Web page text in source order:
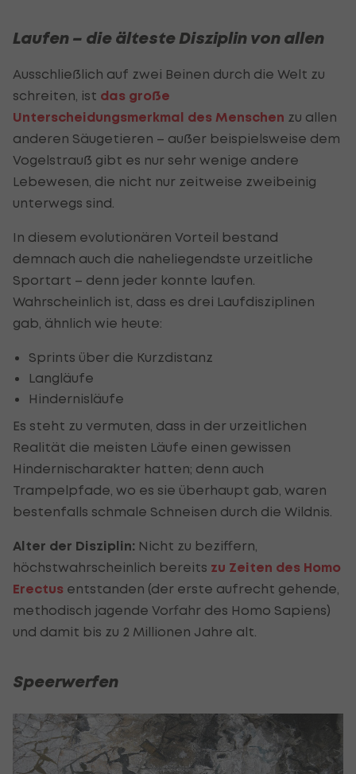
Laufen – die älteste Disziplin von allen
Ausschließlich auf zwei Beinen durch die Welt zu
schreiten, ist das große
Unterscheidungsmerkmal des Menschen zu allen
anderen Säugetieren – außer beispielsweise dem
Vogelstrauß gibt es nur sehr wenige andere
Lebewesen, die nicht nur zeitweise zweibeinig
unterwegs sind.
In diesem evolutionären Vorteil bestand
demnach auch die naheliegendste urzeitliche
Sportart – denn jeder konnte laufen.
Wahrscheinlich ist, dass es drei Laufdisziplinen
gab, ähnlich wie heute:
Sprints über die Kurzdistanz
Langläufe
Hindernisläufe
Es steht zu vermuten, dass in der urzeitlichen
Realität die meisten Läufe einen gewissen
Hindernischarakter hatten; denn auch
Trampelpfade, wo es sie überhaupt gab, waren
bestenfalls schmale Schneisen durch die Wildnis.
Alter der Disziplin: Nicht zu beziffern,
höchstwahrscheinlich bereits zu Zeiten des Homo
Erectus entstanden (der erste aufrecht gehende,
methodisch jagende Vorfahr des Homo Sapiens)
und damit bis zu 2 Millionen Jahre alt.
Speerwerfen